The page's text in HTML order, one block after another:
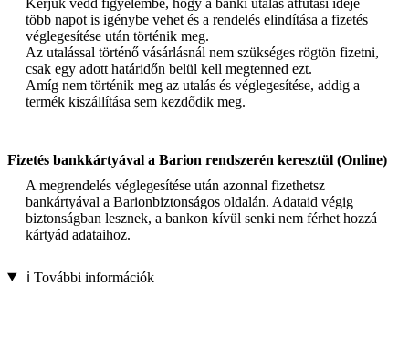
több napot is igénybe vehet és a rendelés elindítása a fizetés
véglegesítése után történik meg.
Az utalással történő vásárlásnál nem szükséges rögtön fizetni,
csak egy adott határidőn belül kell megtenned ezt.
Amíg nem történik meg az utalás és véglegesítése, addig a
termék kiszállítása sem kezdődik meg.
Fizetés bankkártyával a Barion rendszerén keresztül (Online)
A megrendelés véglegesítése után azonnal fizethetsz
bankártyával a Barionbiztonságos oldalán. Adataid végig
biztonságban lesznek, a bankon kívül senki nem férhet hozzá
kártyád adataihoz.
ℹ️ További információk